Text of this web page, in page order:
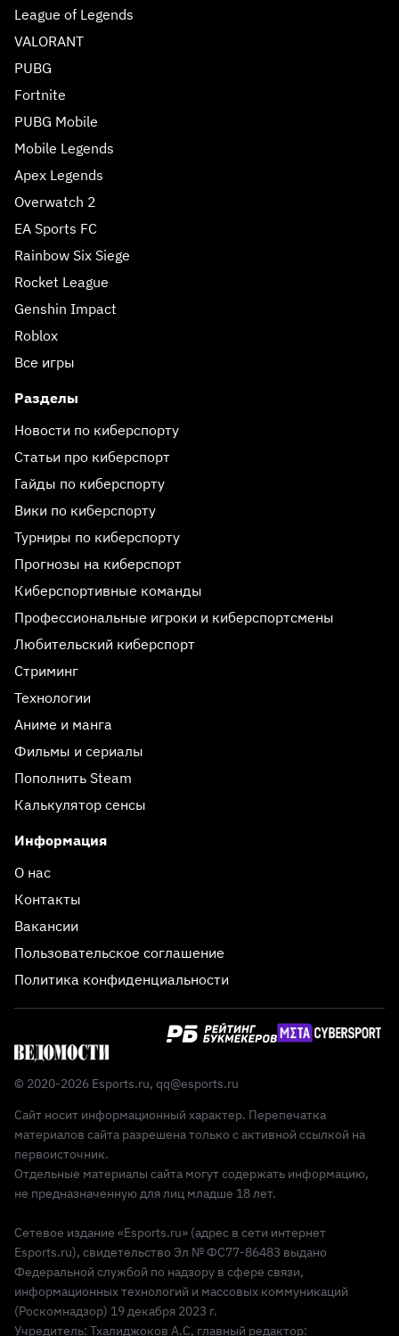
League of Legends
VALORANT
PUBG
Fortnite
PUBG Mobile
Mobile Legends
Apex Legends
Overwatch 2
EA Sports FC
Rainbow Six Siege
Rocket League
Genshin Impact
Roblox
Все игры
Разделы
Новости по киберспорту
Статьи про киберспорт
Гайды по киберспорту
Вики по киберспорту
Турниры по киберспорту
Прогнозы на киберспорт
Киберспортивные команды
Профессиональные игроки и киберспортсмены
Любительский киберспорт
Стриминг
Технологии
Аниме и манга
Фильмы и сериалы
Пополнить Steam
Калькулятор сенсы
Информация
О нас
Контакты
Вакансии
Пользовательское соглашение
Политика конфиденциальности
© 2020-2026 Esports.ru, qq@esports.ru
Сайт носит информационный характер. Перепечатка
материалов сайта разрешена только с активной ссылкой на
первоисточник.
Отдельные материалы сайта могут содержать информацию,
не предназначенную для лиц младше 18 лет.
Сетевое издание «Esports.ru» (адрес в сети интернет
Esports.ru), свидетельство Эл № ФС77-86483 выдано
Федеральной службой по надзору в сфере связи,
информационных технологий и массовых коммуникаций
(Роскомнадзор) 19 декабря 2023 г.
Учредитель: Тхалиджоков А.С, главный редактор: